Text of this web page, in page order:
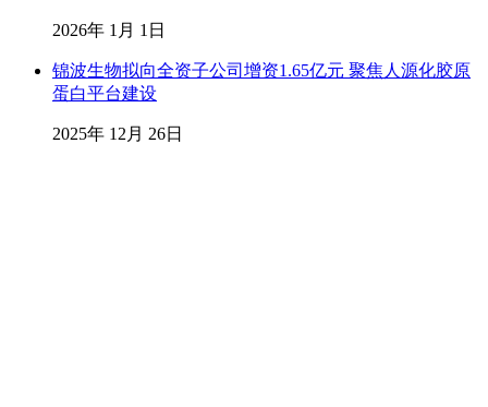
2026年 1月 1日
锦波生物拟向全资子公司增资1.65亿元 聚焦人源化胶原
蛋白平台建设
2025年 12月 26日